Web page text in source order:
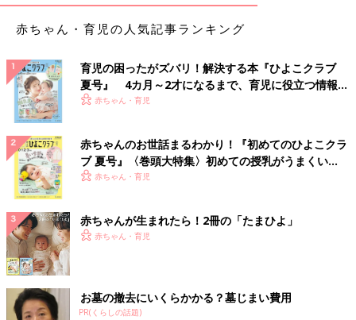
赤ちゃん・育児の人気記事ランキング
育児の困ったがズバリ！解決する本『ひよこクラブ
夏号』 4カ月～2才になるまで、育児に役立つ情報が
いっぱい！
赤ちゃん・育児
赤ちゃんのお世話まるわかり！『初めてのひよこクラ
ブ 夏号』〈巻頭大特集〉初めての授乳がうまくい
く！ おっぱい・ミルクの基本と夏のトラブル 解決テ
赤ちゃん・育児
赤ちゃんが生まれたら！2冊の「たまひよ」
赤ちゃん・育児
お墓の撤去にいくらかかる？墓じまい費用
PR(くらしの話題)